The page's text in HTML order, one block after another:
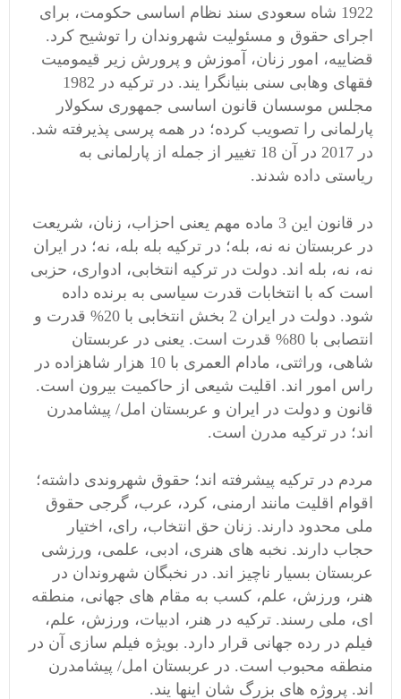
1922 شاه سعودی سند نظام اساسی حکومت، برای
اجرای حقوق و مسئولیت شهروندان را توشیح کرد.
قضاییه، امور زنان، آموزش و پرورش زیر قیمومیت
فقهای وهابی سنی بنیانگرا یند. در ترکیه در 1982
مجلس موسسان قانون اساسی جمهوری سکولار
پارلمانی را تصویب کرده؛ در همه پرسی پذیرفته شد.
در 2017 در آن 18 تغییر از جمله از پارلمانی به
ریاستی داده شدند.
در قانون این 3 ماده مهم یعنی احزاب، زنان، شریعت
در عربستان نه نه، بله؛ در ترکیه بله بله، نه؛ در ایران
نه، نه، بله اند. دولت در ترکیه انتخابی، ادواری، حزبی
است که با انتخابات قدرت سیاسی به برنده داده
شود. دولت در ایران 2 بخش انتخابی با 20% قدرت و
انتصابی با 80% قدرت است. یعنی در عربستان
شاهی، وراثتی، مادام العمری با 10 هزار شاهزاده در
راس امور اند. اقلیت شیعی از حاکمیت بیرون است.
قانون و دولت در ایران و عربستان امل/ پیشامدرن
اند؛ در ترکیه مدرن است.
مردم در ترکیه پیشرفته اند؛ حقوق شهروندی داشته؛
اقوام اقلیت مانند ارمنی، کرد، عرب، گرجی حقوق
ملی محدود دارند. زنان حق انتخاب، رای، اختیار
حجاب دارند. نخبه های هنری، ادبی، علمی، ورزشی
عربستان بسیار ناچیز اند. در نخبگان شهروندان در
هنر، ورزش، علم، کسب به مقام های جهانی، منطقه
ای، ملی رسند. ترکیه در هنر، ادبیات، ورزش، علم،
فیلم در رده جهانی قرار دارد. بویژه فیلم سازی آن در
منطقه محبوب است. در عربستان امل/ پیشامدرن
اند. پروژه های بزرگ شان اینها یند.